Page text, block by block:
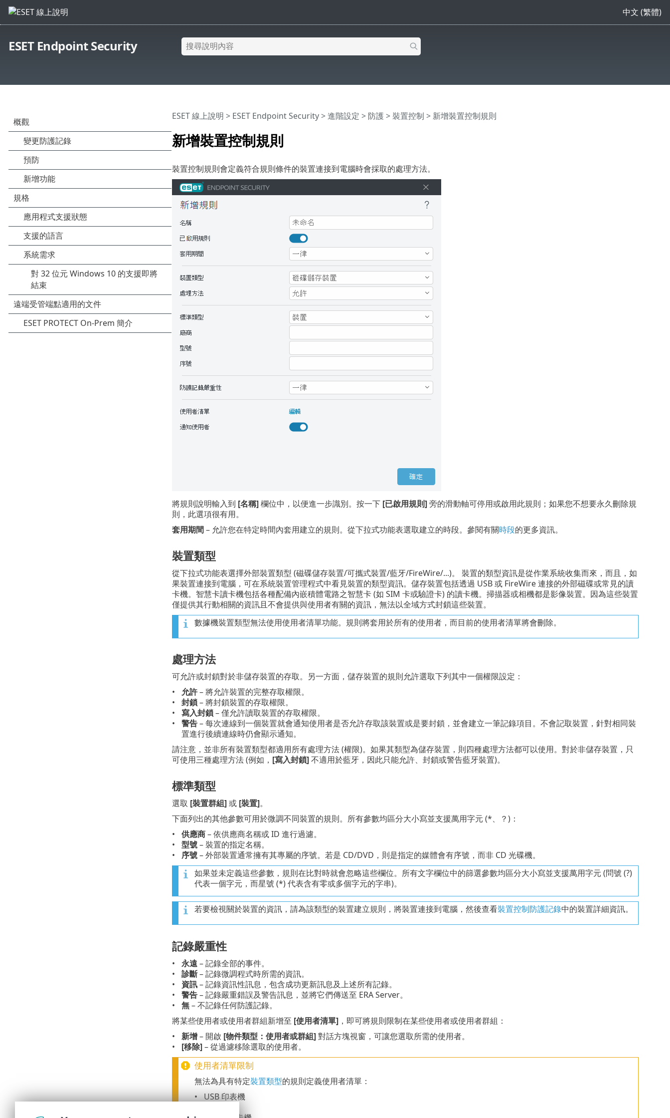
中文 (繁體)
ESET Endpoint Security
新增裝置控制規則
ESET 線上說明 > ESET Endpoint Security>進階設定 > 防護>裝置控制 > 新增裝置控制規則
裝置控制規則會定義符合規則條件的裝置連接到電腦時會採取的處理方法。
將規則說明輸入到 [名稱]欄位中，以便進一步識別。按一下 [已啟用規則]旁的滑動軸可停用或啟用此規則；如果您不想要永久刪除規
則，此選項很有用。
套用期間– 允許您在特定時間內套用建立的規則。從下拉式功能表選取建立的時段。參閱有關時段的更多資訊。
裝置類型
從下拉式功能表選擇外部裝置類型 (磁碟儲存裝置/可攜式裝置/藍牙/FireWire/...)。 裝置的類型資訊是從作業系統收集而來，而且，如
果裝置連接到電腦，可在系統裝置管理程式中看見裝置的類型資訊。儲存裝置包括透過 USB 或 FireWire 連接的外部磁碟或常見的讀
卡機。智慧卡讀卡機包括各種配備內嵌積體電路之智慧卡 (如 SIM 卡或驗證卡) 的讀卡機。掃描器或相機都是影像裝置。因為這些裝置
僅提供其行動相關的資訊且不會提供與使用者有關的資訊，無法以全域方式封鎖這些裝置。
數據機裝置類型無法使用使用者清單功能。規則將套用於所有的使用者，而目前的使用者清單將會刪除。
處理方法
可允許或封鎖對於非儲存裝置的存取。另一方面，儲存裝置的規則允許選取下列其中一個權限設定：
允許– 將允許裝置的完整存取權限。
封鎖– 將封鎖裝置的存取權限。
寫入封鎖– 僅允許讀取裝置的存取權限。
警告– 每次連線到一個裝置就會通知使用者是否允許存取該裝置或是要封鎖，並會建立一筆記錄項目。不會記取裝置，針對相同裝
置進行後續連線時仍會顯示通知。
請注意，並非所有裝置類型都適用所有處理方法 (權限)。如果其類型為儲存裝置，則四種處理方法都可以使用。對於非儲存裝置，只
可使用三種處理方法 (例如， [寫入封鎖]不適用於藍牙，因此只能允許、封鎖或警告藍牙裝置)。
標準類型
選取 [裝置群組]或 [裝置]。
下面列出的其他參數可用於微調不同裝置的規則。所有參數均區分大小寫並支援萬用字元 (*、？)：
供應商– 依供應商名稱或 ID 進行過濾。
型號– 裝置的指定名稱。
序號– 外部裝置通常擁有其專屬的序號。若是 CD/DVD，則是指定的媒體會有序號，而非 CD 光碟機。
如果並未定義這些參數，規則在比對時就會忽略這些欄位。所有文字欄位中的篩選參數均區分大小寫並支援萬用字元 (問號 (?)
代表一個字元，而星號 (*) 代表含有零或多個字元的字串)。
若要檢視關於裝置的資訊，請為該類型的裝置建立規則，將裝置連接到電腦，然後查看裝置控制防護記錄中的裝置詳細資訊。
記錄嚴重性
永遠– 記錄全部的事件。
診斷– 記錄微調程式時所需的資訊。
資訊– 記錄資訊性訊息，包含成功更新訊息及上述所有記錄。
警告– 記錄嚴重錯誤及警告訊息，並將它們傳送至 ERA Server。
無– 不記錄任何防護記錄。
將某些使用者或使用者群組新增至 [使用者清單]，即可將規則限制在某些使用者或使用者群組：
新增– 開啟 [物件類型：使用者或群組]對話方塊視窗，可讓您選取所需的使用者。
[移除]– 從過濾移除選取的使用者。
使用者清單限制
無法為具有特定裝置類型的規則定義使用者清單：
USB 印表機